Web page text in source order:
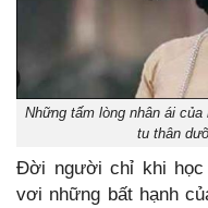
Những tấm lòng nhân ái
tu thân
Đời người chỉ khi học
vơi những bất hạnh